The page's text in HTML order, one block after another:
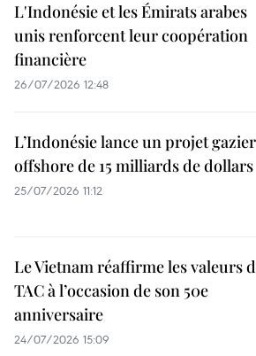
L'Indonésie et les Émirats arabes
unis renforcent leur coopération
financière
26/07/2026 12:48
L’Indonésie lance un projet gazier
offshore de 15 milliards de dollars
25/07/2026 11:12
Le Vietnam réaffirme les valeurs
TAC à l’occasion de son 50e
anniversaire
24/07/2026 15:09